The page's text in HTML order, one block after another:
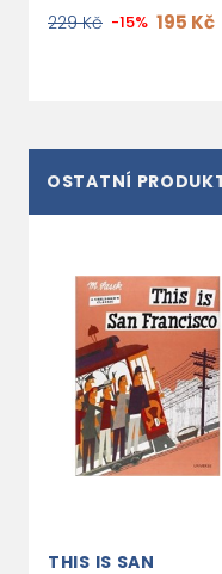
229 Kč -15% 195 Kč
OSTATNÍ
THIS IS SAN